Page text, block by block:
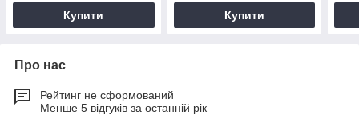
Купити Купити
Про нас
Рейтинг не сформований
Менше 5 відгуків за останній рік